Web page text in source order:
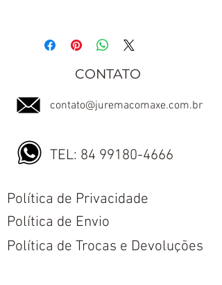
CONTATO
contato@juremacomaxe.com.br
TEL: 84 99180-4666
Política de Privacidade
Política de Envio
Política de Trocas e Devoluções